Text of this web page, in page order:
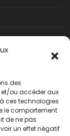
des
et/ou accéder aux
ces technologies
le comportement
de ne pas
un effet négatif
nos